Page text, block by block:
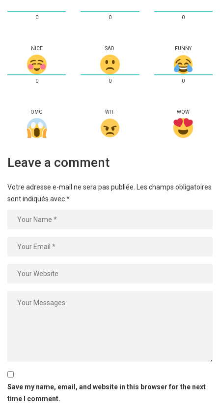
0
NICE
0
SAD
0
FUNNY
0
OMG
0
WTF
0
WOW
Leave a comment
Votre adresse e-mail ne sera pas publiée.
Les champs obligatoires
sont indiqués avec*
Save my name, email, and website in this browser for the next
time I comment.